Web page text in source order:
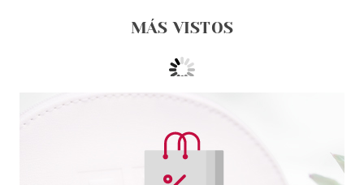
MÁS VISTOS